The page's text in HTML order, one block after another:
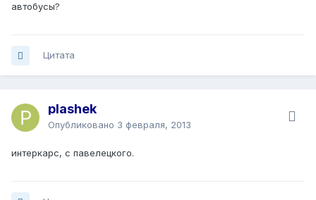
автобусы?
Цитата
plashek
Опубликовано 3 февраля, 2013
интеркарс, с павелецкого.